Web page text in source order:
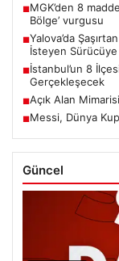
■MGK’den 8
Bölge’ vurgusu
■Yalova’da
İsteyen
■İstanbul’un 8
Gerçekleşecek
■Açık Alan
■Messi, Dünya
Güncel